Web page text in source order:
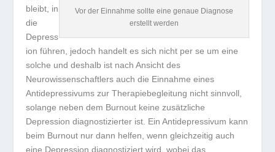
Vor der Einnahme sollte eine genaue Diagnose
erstellt werden
bleibt, in
die
Depress
ion führen, jedoch handelt es sich nicht per se um eine
solche und deshalb ist nach Ansicht des
Neurowissenschaftlers auch die Einnahme eines
Antidepressivums zur Therapiebegleitung nicht sinnvoll,
solange neben dem Burnout keine zusätzliche
Depression diagnostizierter ist. Ein Antidepressivum kann
beim Burnout nur dann helfen, wenn gleichzeitig auch
eine Depression diagnostiziert wird, wobei das